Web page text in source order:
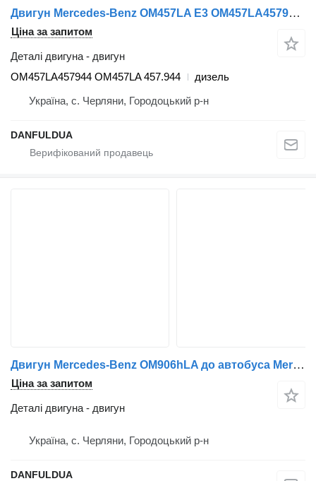
Двигун Mercedes-Benz OM457LA E3 OM457LA457944 OM457LA до автобуса Mercedes-Benz
Ціна за запитом
Деталі двигуна - двигун
OM457LA457944 OM457LA 457.944
дизель
Україна, с. Черляни, Городоцький р-н
DANFULDUA
Двигун Mercedes-Benz OM906hLA до автобуса Mercedes-Benz
Ціна за запитом
Деталі двигуна - двигун
Україна, с. Черляни, Городоцький р-н
DANFULDUA